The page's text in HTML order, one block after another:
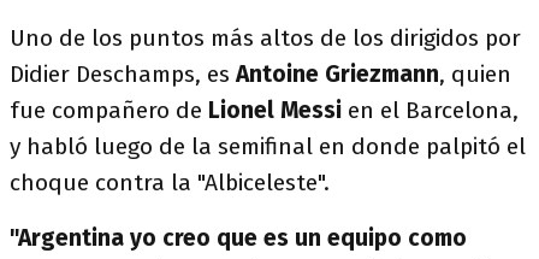
Uno de los puntos más altos de los dirigidos por
Didier Deschamps, esAntoine Griezmann, quien
fue compañero de Lionel Messi en el Barcelona,
y habló luego de la semifinal en donde palpitó el
choque contra la "Albiceleste".
"Argentina yo creo que es un equipo como